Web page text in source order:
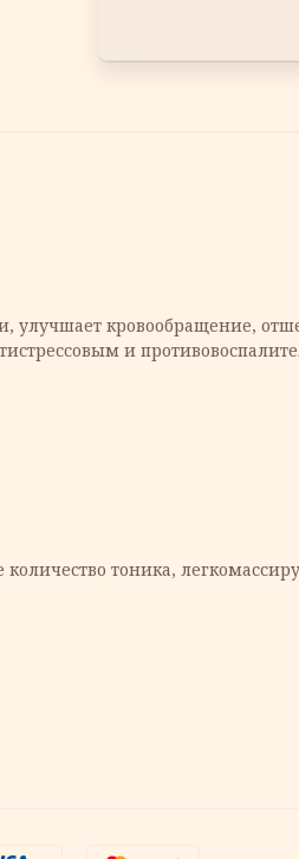
кровообращение,
и
тоника,